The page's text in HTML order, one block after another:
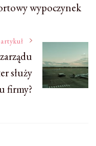
wypoczynek
służy
firmy?